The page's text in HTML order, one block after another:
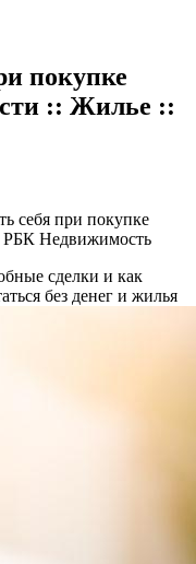
покупке
:: Жилье ::
сделки и как
без денег и жилья